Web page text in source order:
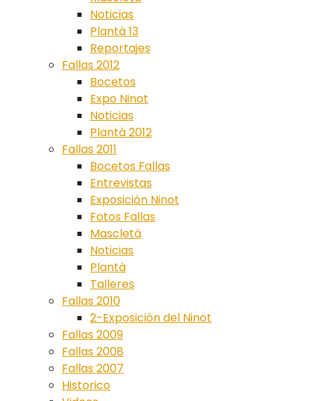
Noticias
Plantà 13
Reportajes
Fallas 2012
Bocetos
Expo Ninot
Noticias
Plantà 2012
Fallas 2011
Bocetos Fallas
Entrevistas
Exposición Ninot
Fotos Fallas
Mascletá
Noticias
Plantà
Talleres
Fallas 2010
2-Exposición del Ninot
Fallas 2009
Fallas 2008
Fallas 2007
Historico